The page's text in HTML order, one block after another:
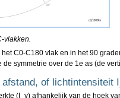
vlakken.
C0-C180 vlak en in het 90
symmetrie over de 1e as (de
of lichtintensiteit
(I_v) afhankelijk van de hoek